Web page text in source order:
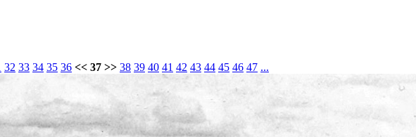
32 33 34 35 36 << 37 >> 38 39 40 41 42 43 44 45 46 47 ...